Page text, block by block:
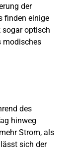
der
finden einige
sogar optisch
modisches
des
hinweg
Strom, als
sich der